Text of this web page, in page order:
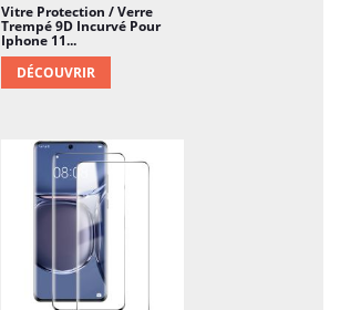
Vitre Protection / Verre
Trempé 9D Incurvé Pour
Iphone 11...
DÉCOUVRIR